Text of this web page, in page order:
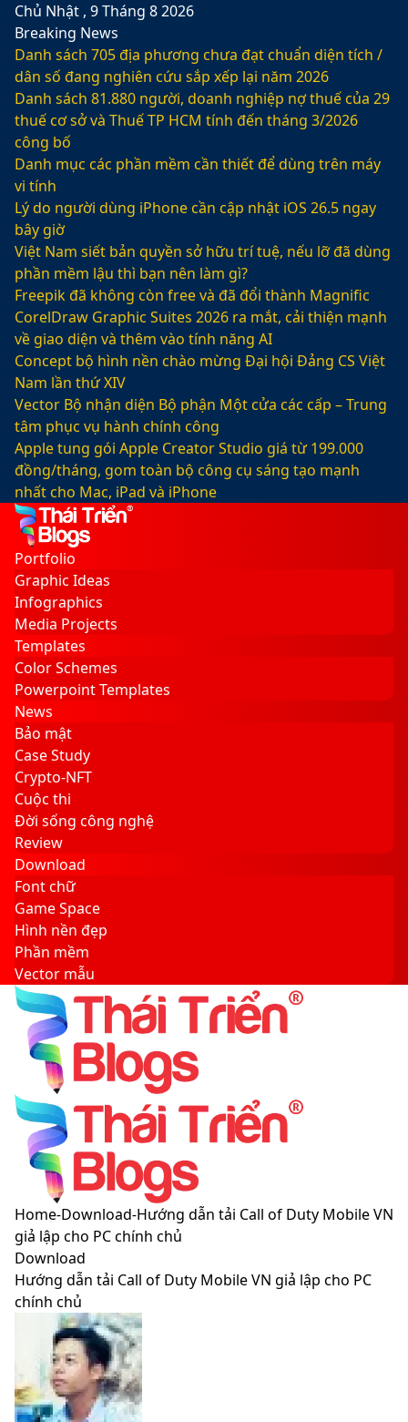
Chủ Nhật , 9 Tháng 8 2026
Breaking News
Danh sách 705 địa phương chưa đạt chuẩn diện tích /
dân số đang nghiên cứu sắp xếp lại năm 2026
Danh sách 81.880‬ người, doanh nghiệp nợ thuế của 29
thuế cơ sở và Thuế TP HCM tính đến tháng 3/2026
công bố
Danh mục các phần mềm cần thiết để dùng trên máy
vi tính
Lý do người dùng iPhone cần cập nhật iOS 26.5 ngay
bây giờ
Việt Nam siết bản quyền sở hữu trí tuệ, nếu lỡ đã dùng
phần mềm lậu thì bạn nên làm gì?
Freepik đã không còn free và đã đổi thành Magnific
CorelDraw Graphic Suites 2026 ra mắt, cải thiện mạnh
về giao diện và thêm vào tính năng AI
Concept bộ hình nền chào mừng Đại hội Đảng CS Việt
Nam lần thứ XIV
Vector Bộ nhận diện Bộ phận Một cửa các cấp – Trung
tâm phục vụ hành chính công
Apple tung gói Apple Creator Studio giá từ 199.000
đồng/tháng, gom toàn bộ công cụ sáng tạo mạnh
nhất cho Mac, iPad và iPhone
Facebook
X
LinkedIn
YouTube
Google
Play
Sidebar
Switch
skin
Portfolio
Graphic Ideas
Infographics
Media Projects
Templates
Color Schemes
Powerpoint Templates
News
Bảo mật
Case Study
Crypto-NFT
Cuộc thi
Đời sống công nghệ
Review
Download
Font chữ
Game Space
Hình nền đẹp
Phần mềm
Vector mẫu
Sidebar
Search
for
Menu
Switch
skin
Home-Download-Hướng dẫn tải Call of Duty Mobile VN
giả lập cho PC chính chủ
Download
Hướng dẫn tải Call of Duty Mobile VN giả lập cho PC
chính chủ